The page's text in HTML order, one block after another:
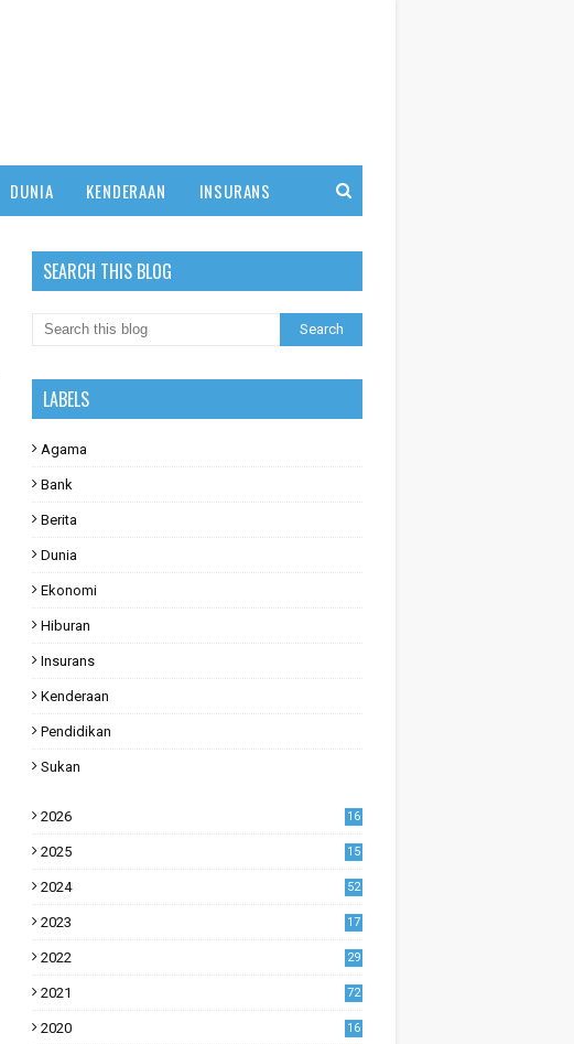
DUNIA KENDERAAN INSURANS
SEARCH THIS BLOG
LABELS
Agama
Bank
Berita
Dunia
Ekonomi
Hiburan
Insurans
Kenderaan
Pendidikan
Sukan
2026 16
2025 15
2024 52
2023
17
2022
29
2021
72
2020
16